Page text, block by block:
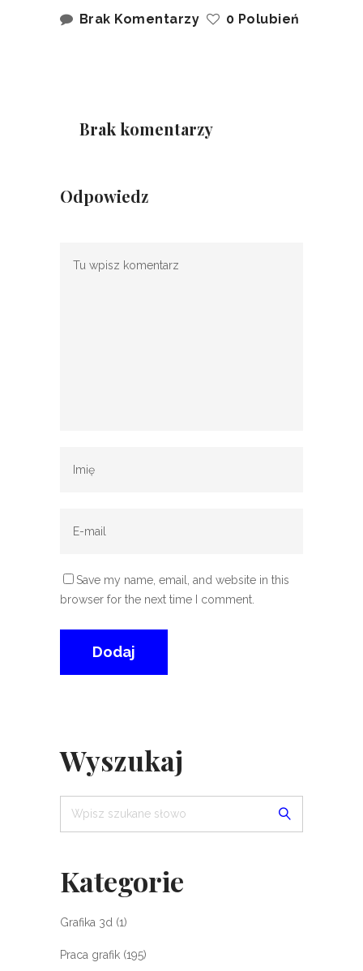
Brak Komentarzy
0 Polubień
Brak komentarzy
Odpowiedz
Save my name, email, and website in this
browser for the next time I comment.
Wyszukaj
Kategorie
Grafika 3d (1)
Praca grafik (195)